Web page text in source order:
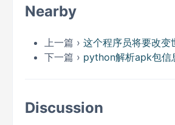
Nearby
上一篇 › 这个程序员将要改变
下一篇 › python解析apk包信
Discussion